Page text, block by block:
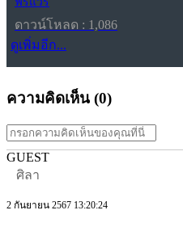
ดาวน์โหลด : 1,086
ดูเพิ่มอีก...
ความคิดเห็น (0)
GUEST
ศิลา
2 กันยายน 2567 13:20:24